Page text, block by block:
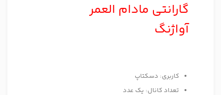
گارانتی مادام العمر
آواژنگ
کاربری: دسکتاپ
تعداد کانال: یک عدد